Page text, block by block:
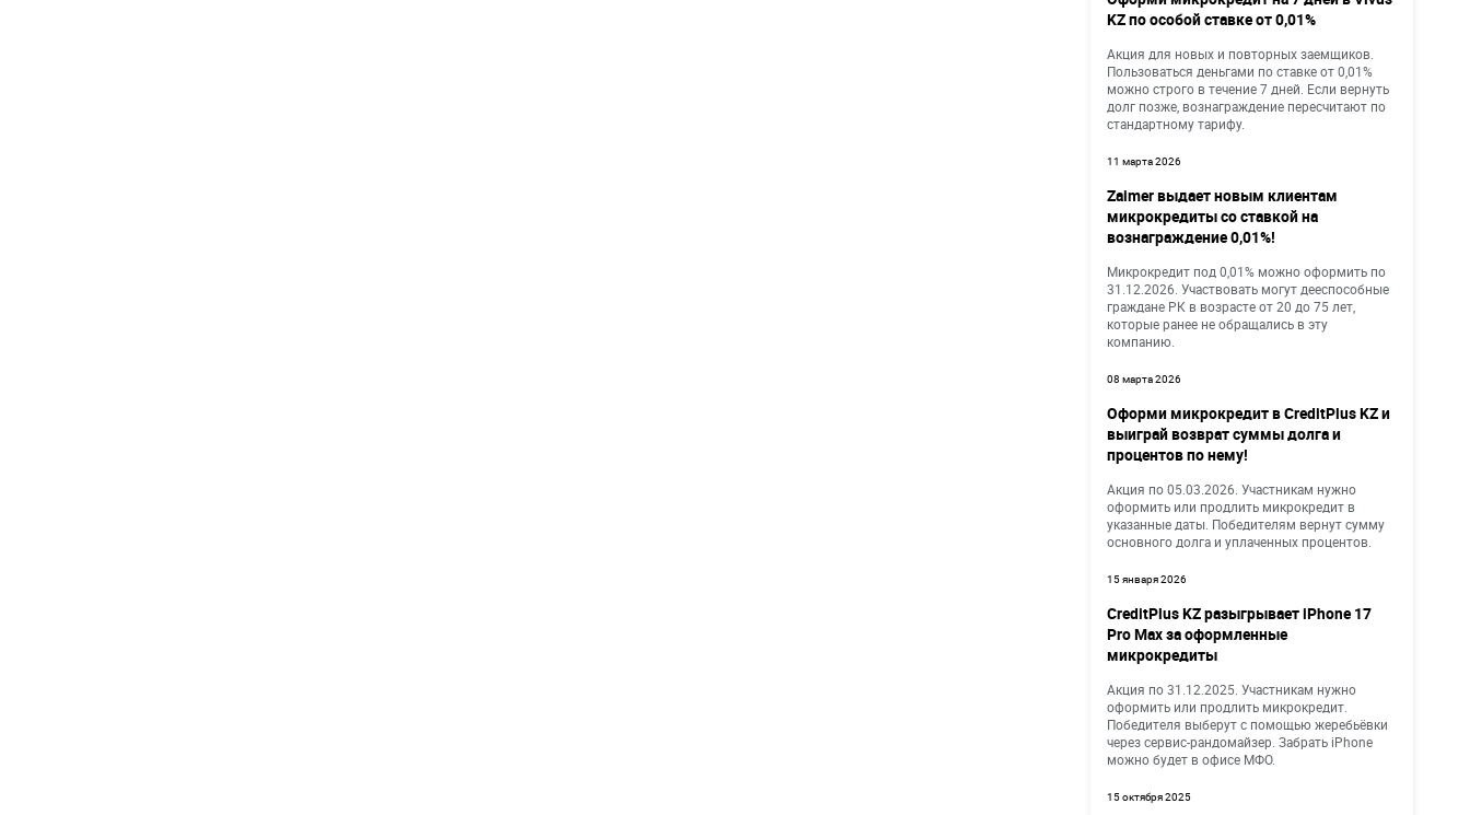
KZ по особой ставке от 0,01%
Акция для новых и повторных заемщиков.
Пользоваться деньгами по ставке от 0,01%
можно строго в течение 7 дней. Если вернуть
долг позже, вознаграждение пересчитают по
стандартному тарифу.
11 марта 2026
Zaimer выдает новым клиентам
микрокредиты со ставкой на
вознаграждение 0,01%!
Микрокредит под 0,01% можно оформить по
31.12.2026. Участвовать могут дееспособные
граждане РК в возрасте от 20 до 75 лет,
которые ранее не обращались в эту
компанию.
08 марта 2026
Оформи микрокредит в CreditPlus KZ и
выиграй возврат суммы долга и
процентов по нему!
Акция по 05.03.2026. Участникам нужно
оформить или продлить микрокредит в
указанные даты. Победителям вернут сумму
основного долга и уплаченных процентов.
15 января 2026
CreditPlus KZ разыгрывает iPhone 17
Pro Max за оформленные
микрокредиты
Акция по 31.12.2025. Участникам нужно
оформить или продлить микрокредит.
Победителя выберут с помощью жеребьёвки
через сервис-рандомайзер. Забрать iPhone
можно будет в офисе МФО.
15 октября 2025